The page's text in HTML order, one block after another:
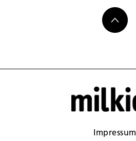
Impressum